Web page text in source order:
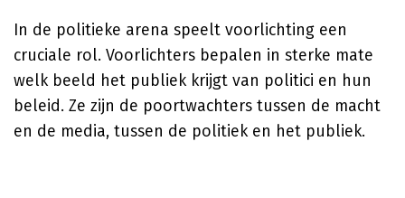
In de politieke arena speelt voorlichting een
cruciale rol. Voorlichters bepalen in sterke mate
welk beeld het publiek krijgt van politici en hun
beleid. Ze zijn de poortwachters tussen de macht
en de media, tussen de politiek en het publiek.